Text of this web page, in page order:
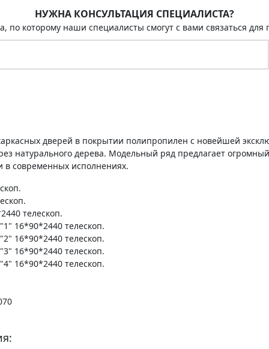
НУЖНА КОНСУЛЬТАЦИЯ СПЕЦИАЛИСТА?
по которому наши специалисты смогут с вами связаться для
дверей в покрытии полипропилен с новейшей
натурального дерева. Модельный ряд предлагает
в современных исполнениях.
телескоп.
16*90*2440 телескоп.
16*90*2440 телескоп.
16*90*2440 телескоп.
16*90*2440 телескоп.